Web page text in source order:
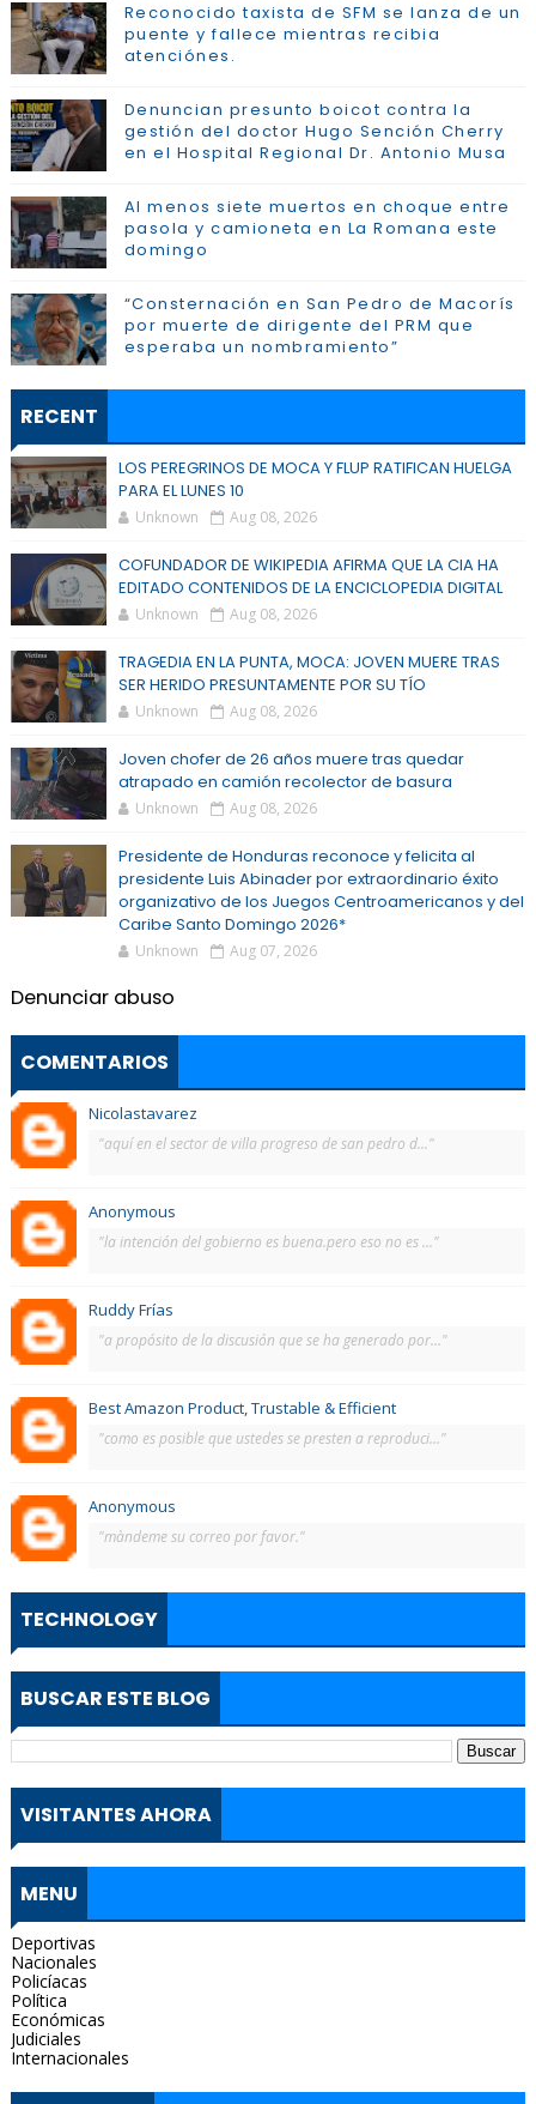
Reconocido taxista de SFM se lanza de un
puente y fallece mientras recibia
atenciónes.
Denuncian presunto boicot contra la
gestión del doctor Hugo Sención Cherry
en el Hospital Regional Dr. Antonio Musa
Al menos siete muertos en choque entre
pasola y camioneta en La Romana este
domingo
“Consternación en San Pedro de Macorís
por muerte de dirigente del PRM que
esperaba un nombramiento”
RECENT
LOS PEREGRINOS DE MOCA Y FLUP RATIFICAN HUELGA
PARA EL LUNES 10
Unknown Aug 08, 2026
COFUNDADOR DE WIKIPEDIA AFIRMA QUE LA CIA HA
EDITADO CONTENIDOS DE LA ENCICLOPEDIA DIGITAL
Unknown Aug 08, 2026
TRAGEDIA EN LA PUNTA, MOCA: JOVEN MUERE TRAS
SER HERIDO PRESUNTAMENTE POR SU TÍO
Unknown Aug 08, 2026
Joven chofer de 26 años muere tras quedar
atrapado en camión recolector de basura
Unknown Aug 08, 2026
Presidente de Honduras reconoce y felicita al
presidente Luis Abinader por extraordinario éxito
organizativo de los Juegos Centroamericanos y del
Caribe Santo Domingo 2026*
Unknown Aug 07, 2026
Denunciar abuso
COMENTARIOS
Nicolastavarez
"aquí en el sector de villa progreso de san pedro d..."
Anonymous
"la intención del gobierno es buena.pero eso no es ..."
Ruddy Frías
"a propósito de la discusión que se ha generado por..."
Best Amazon Product, Trustable & Efficient
"como es posible que ustedes se presten a reproduci..."
Anonymous
"màndeme su correo por favor."
TECHNOLOGY
BUSCAR ESTE BLOG
VISITANTES AHORA
MENU
Deportivas
Nacionales
Policíacas
Política
Económicas
Judiciales
Internacionales